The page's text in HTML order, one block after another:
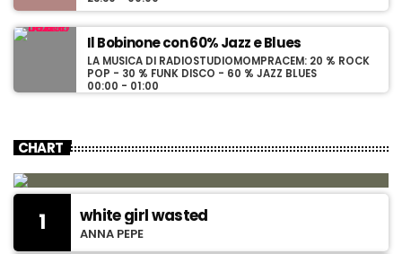
Il Bobinone con 60% Jazz e Blues
LA MUSICA DI RADIOSTUDIOMOMPRACEM: 20 % ROCK
POP - 30 % FUNK DISCO - 60 % JAZZ BLUES
00:00 - 01:00
CHART
1 white girl wasted
ANNA PEPE